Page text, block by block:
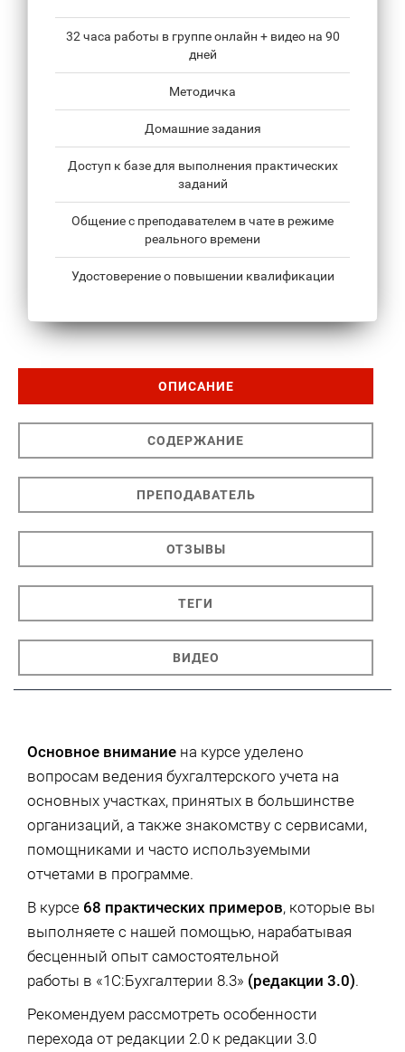
32 часа работы в группе онлайн + видео на 90
дней
Методичка
Домашние задания
Доступ к базе для выполнения практических
заданий
Общение с преподавателем в чате в режиме
реального времени
Удостоверение о повышении квалификации
ОПИСАНИЕ
СОДЕРЖАНИЕ
ПРЕПОДАВАТЕЛЬ
ОТЗЫВЫ
ТЕГИ
ВИДЕО
Основное внимание на курсе уделено
вопросам ведения бухгалтерского учета на
основных участках, принятых в большинстве
организаций, а также знакомству с сервисами,
помощниками и часто используемыми
отчетами в программе.
В курсе 68 практических примеров, которые вы
выполняете с нашей помощью, нарабатывая
бесценный опыт самостоятельной
работы в «1С:Бухгалтерии 8.3» (редакции 3.0).
Рекомендуем рассмотреть особенности
перехода от редакции 2.0 к редакции 3.0